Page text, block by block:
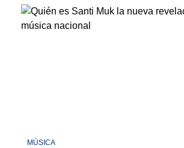
MÚSICA